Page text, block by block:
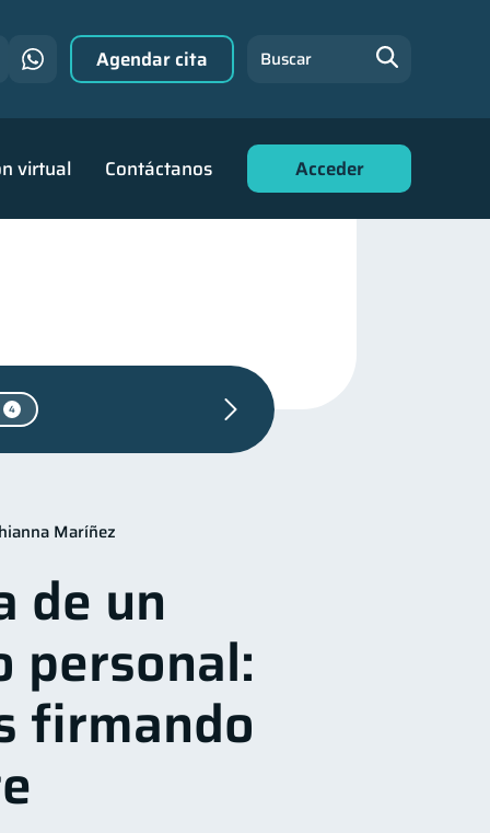
virtual Contáctanos Acceder
Agendar cita Buscar
4
Cuenta Inactiva 1
Doble sueldo
Maríñez
de un
personal:
firmando